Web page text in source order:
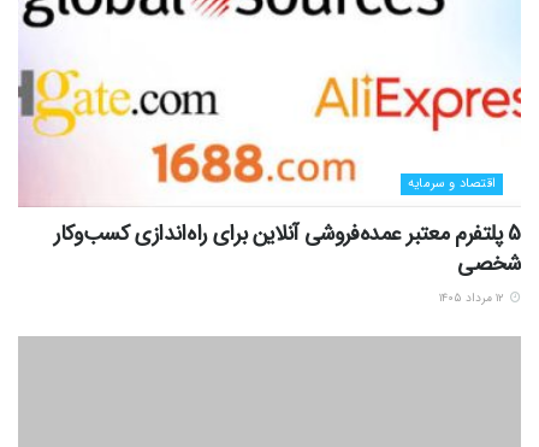
اقتصاد و سرمایه
5 پلتفرم معتبر عمده‌فروشی آنلاین برای راه‌اندازی کسب‌وکار
شخصی